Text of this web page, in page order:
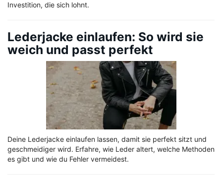
Investition, die sich lohnt.
Lederjacke einlaufen: So wird sie
weich und passt perfekt
Deine Lederjacke einlaufen lassen, damit sie perfekt sitzt und
geschmeidiger wird. Erfahre, wie Leder altert, welche Methoden
es gibt und wie du Fehler vermeidest.